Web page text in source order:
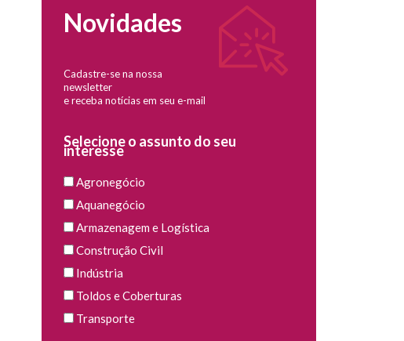
Novidades
Cadastre-se na nossa
newsletter
e receba notícias em seu e-mail
Selecione o assunto do seu
interesse
Agronegócio
Aquanegócio
Armazenagem e Logística
Construção Civil
Indústria
Toldos e Coberturas
Transporte